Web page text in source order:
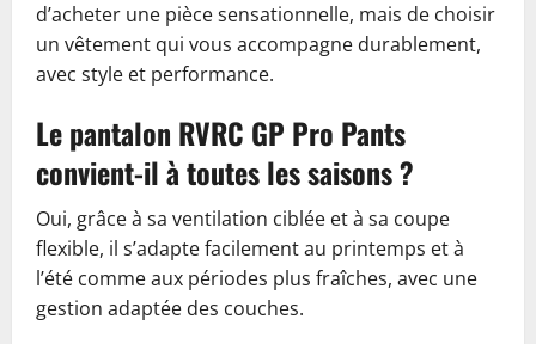
d’acheter une pièce sensationnelle, mais de choisir
un vêtement qui vous accompagne durablement,
avec style et performance.
Le pantalon RVRC GP Pro Pants
convient-il à toutes les saisons ?
Oui, grâce à sa ventilation ciblée et à sa coupe
flexible, il s’adapte facilement au printemps et à
l’été comme aux périodes plus fraîches, avec une
gestion adaptée des couches.